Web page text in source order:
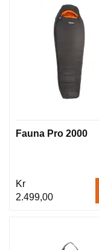
Fauna Pro 2000
Kr
2.499,00